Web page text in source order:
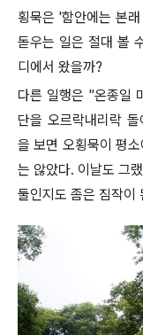
횡묵은'함안에는 본
돋우는 일은 절대 볼
디에서 왔을까?
다른 일행은 "온종일
단을 오르락내리락
을 보면 오횡묵이 평
는 않았다. 이날도 그
둘인지도 좀은 짐작이